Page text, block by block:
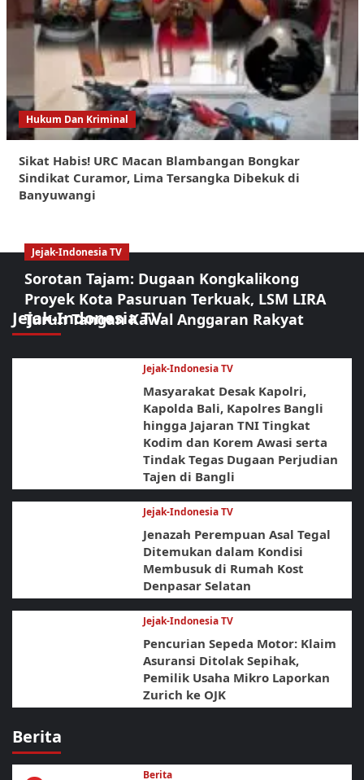
Hukum Dan Kriminal
Sikat Habis! URC Macan Blambangan Bongkar
Sindikat Curamor, Lima Tersangka Dibekuk di
Banyuwangi
Jejak-Indonesia TV
Jejak-Indonesia TV
Sorotan Tajam: Dugaan Kongkalikong
Proyek Kota Pasuruan Terkuak, LSM LIRA
Turun Tangan Kawal Anggaran Rakyat
Jejak-Indonesia TV
Masyarakat Desak Kapolri,
Kapolda Bali, Kapolres Bangli
hingga Jajaran TNI Tingkat
Kodim dan Korem Awasi serta
Tindak Tegas Dugaan Perjudian
Tajen di Bangli
Jejak-Indonesia TV
Jenazah Perempuan Asal Tegal
Ditemukan dalam Kondisi
Membusuk di Rumah Kost
Denpasar Selatan
Jejak-Indonesia TV
Pencurian Sepeda Motor: Klaim
Asuransi Ditolak Sepihak,
Pemilik Usaha Mikro Laporkan
Zurich ke OJK
Berita
Berita